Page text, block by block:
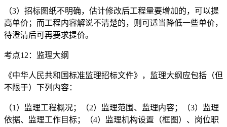
（3）招标图纸不明确，估计修改后工程量要增加的，可以提
高单价；而工程内容解说不清楚的，则可适当降低一些单价，
待澄清后可再要求提价。
考点12：监理大纲
《中华人民共和国标准监理招标文件》，监理大纲应包括（但
不限于）下列内容：
（1）监理工程概况；（2）监理范围、监理内容；（3）监理
依据、监理工作目标；（4）监理机构设置（框图）、岗位职